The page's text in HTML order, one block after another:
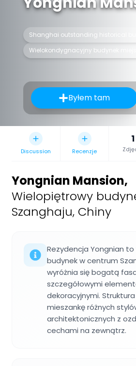
Shanghai outstanding historical
Wielokondygnacyjny budynek
Byłem tam
Discussion Recenzje
1
Yongnian Mansion,
Wielopiętrowy
Szanghaju, Chiny
Rezydencja Yongnian
budynek w centrum
wyróżnia się bogatą
szczegółowymi
dekoracyjnymi.
mieszankę różnych
architektonicznych z
cechami na zewnątrz.